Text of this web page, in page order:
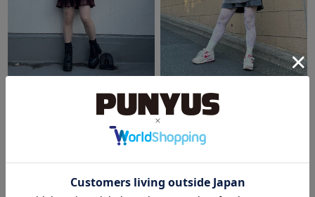
OFFICE
ぴぃ
152cm